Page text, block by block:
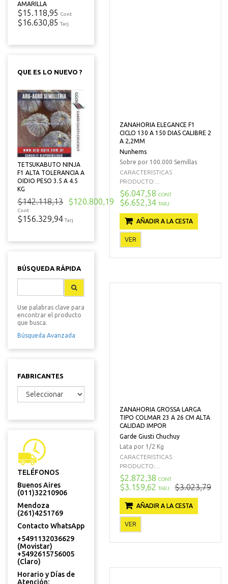
AMARILLA
$15.118,95 Cont
$16.630,85 Tarj
QUE ES LO NUEVO ?
TETSUKABUTO NINJA
F1 ALTA TOLERANCIA A
OIDIO PESO 3.5 A 4.5
KG
$142.118,13 $120.800,19
Cont
$156.329,94 Tarj
BÚSQUEDA RÁPIDA
Use palabras clave para
encontrar el producto
que busca.
Búsqueda Avanzada
FABRICANTES
TELÉFONOS
Buenos Aires
(011)32210906
Mendoza
(261)4251769
Contacto WhatsApp
+5491132036629
(Movistar)
+5492615756005
(Claro)
Horario y Días de
Atención:
ZANAHORIA ELEGANCE F1
CICLO 130 A 150 DIAS CALIBRE 2
A 2,2MM
Nunhems
Sobre por 100.000 Semillas
CARACTERISTICAS
PRODUCTO:...
$6.047,58 CONT
$6.652,34 TARJ
AÑADIR A LA CESTA
VER
ZANAHORIA GROSSA LARGA
TIPO COLMAR 23 A 26 CM ALTA
CALIDAD IMPOR
Garde Giusti Chuchuy
Lata por 1/2 Kg
CARACTERISTICAS
PRODUCTO:...
$2.872,38 CONT
$3.159,62 TARJ $3.023,79
AÑADIR A LA CESTA
VER